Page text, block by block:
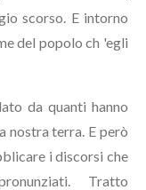
scorso. E intorno
del popolo ch 'egli
da quanti hanno
nostra terra. E però
i discorsi che
pronunziati. Tratto